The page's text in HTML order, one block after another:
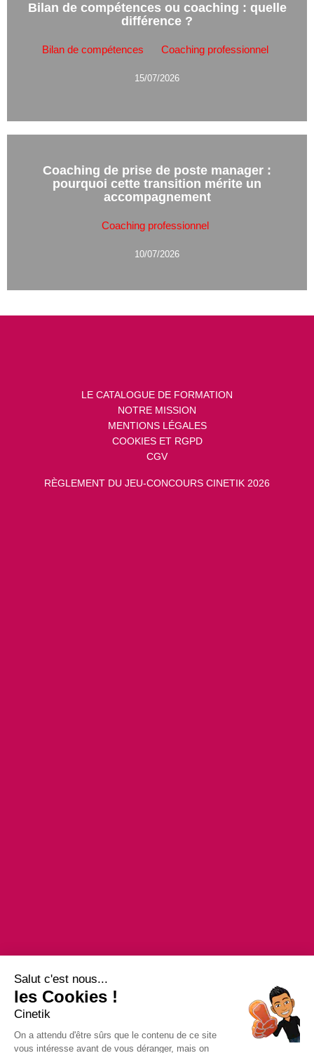
Bilan de compétences ou coaching : quelle
différence ?
Bilan de compétences Coaching professionnel
15/07/2026
Coaching de prise de poste manager :
pourquoi cette transition mérite un
accompagnement
Coaching professionnel
10/07/2026
LE CATALOGUE DE FORMATION
NOTRE MISSION
MENTIONS LÉGALES
COOKIES ET RGPD
CGV
RÈGLEMENT DU JEU-CONCOURS CINETIK 2026
Salut c'est nous...
les Cookies !
Cinetik
On a attendu d'être sûrs que le contenu de ce site
vous intéresse avant de vous déranger, mais on